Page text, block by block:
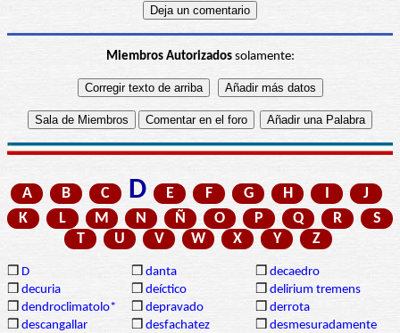
Miembros Autorizadossolamente:
A B C D E F G H I
J
K
L M N Ñ O P Q R
S
T
U V W X Y Z
❒ D ❒ danta ❒ decaedro
❒ decuria ❒ deíctico ❒ delirium tremens
❒ dendroclimatolo* ❒ depravado ❒ derrota
❒ descangallar ❒ desfachatez ❒ desmesuradamente